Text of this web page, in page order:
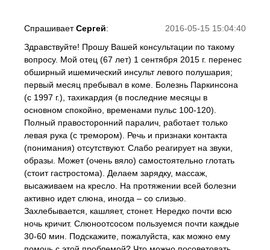
2016-05-15 15:04:40
СпрашиваетСергей:
Здравствуйте! Прошу Вашей консультации по такому
вопросу. Мой отец (67 лет) 1 сентября 2015 г. перенес
обширный ишемический инсульт левого полушария;
первый месяц пребывал в коме. Болезнь Паркинсона
(с 1997 г.), тахикардия (в последние месяцы в
основном спокойно, временами пульс 100-120).
Полный правосторонний паралич, работает только
левая рука (с тремором). Речь и признаки контакта
(понимания) отсутствуют. Слабо реагирует на звуки,
образы. Может (очень вяло) самостоятельно глотать
(стоит гастростома). Делаем зарядку, массаж,
высаживаем на кресло. На протяжении всей болезни
активно идет слюна, иногда – со слизью.
Захлебывается, кашляет, стонет. Нередко почти всю
ночь кричит. Слюноотсосом пользуемся почти каждые
30-60 мин. Подскажите, пожалуйста, как можно ему